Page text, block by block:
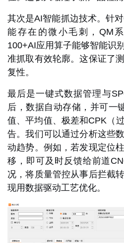
其次是AI智能抓边技术。针
能存在的微小毛刺，QM
100+AI应用算子能够智能识
准抓取有效轮廓。这保证了
复性。
最后是一键式数据管理与
后，数据自动存储，并可一
值、平均值、极差和CPK（
告。我们可以通过分析这些
动趋势。例如，若发现定位
移，即可及时反馈给前道
况，将质量管控从事后拦截
现用数据驱动工艺优化。